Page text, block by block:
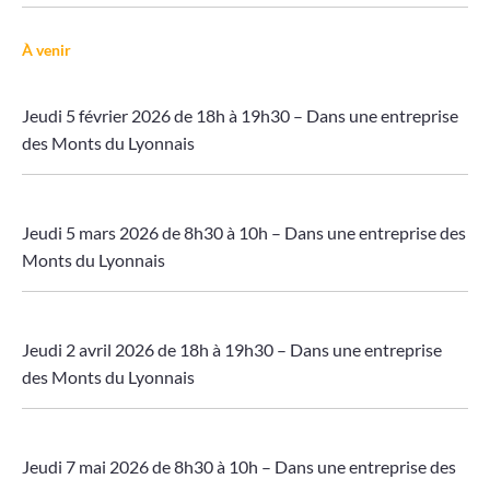
À venir
Jeudi 5 février 2026 de 18h à 19h30 – Dans une entreprise
des Monts du Lyonnais
Jeudi 5 mars 2026 de 8h30 à 10h – Dans une entreprise des
Monts du Lyonnais
Jeudi 2 avril 2026 de 18h à 19h30 – Dans une entreprise
des Monts du Lyonnais
Jeudi 7 mai 2026 de 8h30 à 10h – Dans une entreprise des